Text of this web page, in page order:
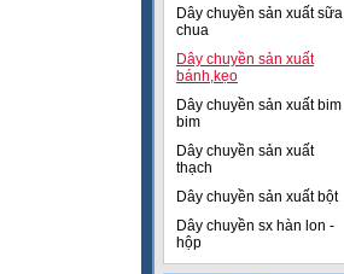
Dây chuyền sản xuất sữa
chua
Dây chuyền sản xuất
bánh,kẹo
Dây chuyền sản xuất bim
bim
Dây chuyền sản xuất
thạch
Dây chuyền sản xuất bột
Dây chuyền sx hàn lon -
hộp